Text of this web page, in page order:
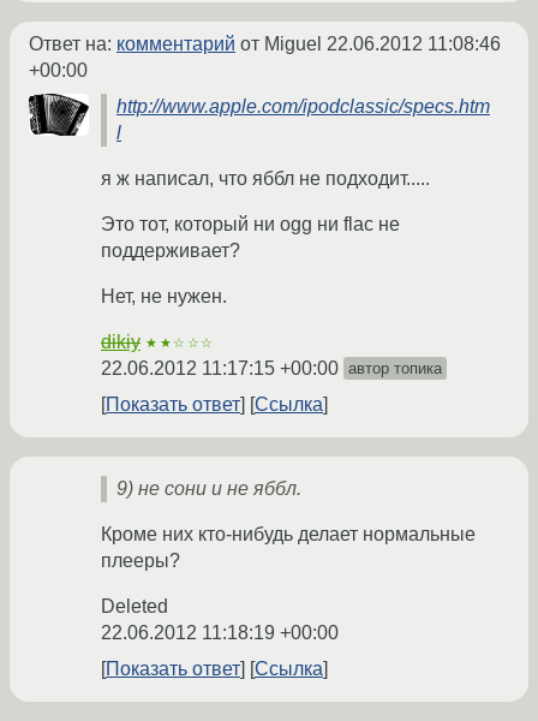
Ответ на: комментарий от Miguel 22.06.2012 11:08:46
+00:00
http://www.apple.com/ipodclassic/specs.htm
l
я ж написал, что яббл не подходит.....
Это тот, который ни ogg ни flac не
поддерживает?
Нет, не нужен.
dikiy ★★☆☆☆
22.06.2012 11:17:15 +00:00 автор топика
Показать ответ Ссылка
9) не сони и не яббл.
Кроме них кто-нибудь делает нормальные
плееры?
Deleted
22.06.2012 11:18:19 +00:00
Показать ответ
Ссылка